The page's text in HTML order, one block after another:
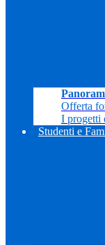
Offerta
I progetti
Studenti e